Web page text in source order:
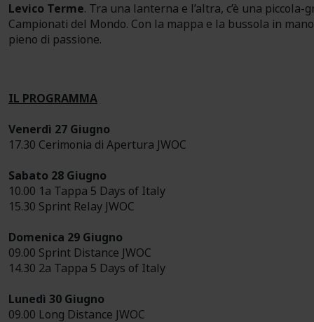
Levico Terme. Tra una lanterna e l’altra, c’è una
Campionati del Mondo. Con la mappa e la bussola in
pieno di passione.
IL PROGRAMMA
Venerdì 27 Giugno
17.30 Cerimonia di Apertura JWOC
Sabato 28 Giugno
10.00 1a Tappa 5 Days of Italy
15.30 Sprint Relay JWOC
Domenica 29 Giugno
09.00 Sprint Distance JWOC
14.30 2a Tappa 5 Days of Italy
Lunedì 30 Giugno
09.00 Long Distance JWOC